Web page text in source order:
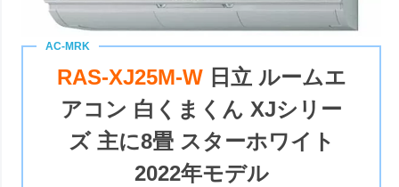
RAS-XJ25M-W 日立 ルームエ
アコン 白くまくん XJシリー
ズ 主に8畳 スターホワイト
2022年モデル